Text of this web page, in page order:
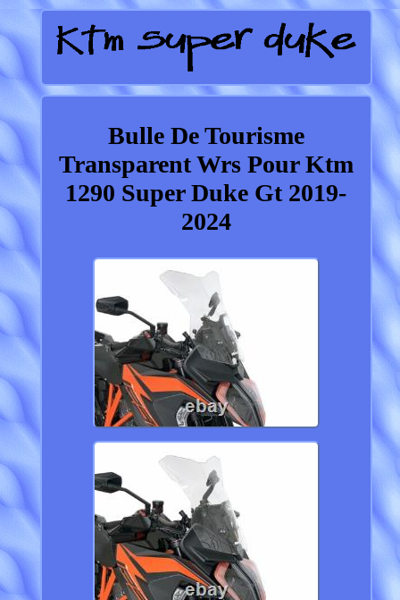
Bulle De Tourisme
Transparent Wrs Pour Ktm
1290 Super Duke Gt 2019-
2024